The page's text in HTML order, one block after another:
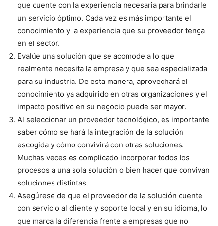
que cuente con la experiencia necesaria para brindarle
un servicio óptimo. Cada vez es más importante el
conocimiento y la experiencia que su proveedor tenga
en el sector.
Evalúe una solución que se acomode a lo que
realmente necesita la empresa y que sea especializada
para su industria. De esta manera, aprovechará el
conocimiento ya adquirido en otras organizaciones y el
impacto positivo en su negocio puede ser mayor.
Al seleccionar un proveedor tecnológico, es importante
saber cómo se hará la integración de la solución
escogida y cómo convivirá con otras soluciones.
Muchas veces es complicado incorporar todos los
procesos a una sola solución o bien hacer que convivan
soluciones distintas.
Asegúrese de que el proveedor de la solución cuente
con servicio al cliente y soporte local y en su idioma, lo
que marca la diferencia frente a empresas que no